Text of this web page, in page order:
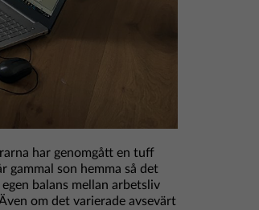
har genomgått en tuff
gammal son hemma så det
balans mellan arbetsliv
om det varierade avsevärt